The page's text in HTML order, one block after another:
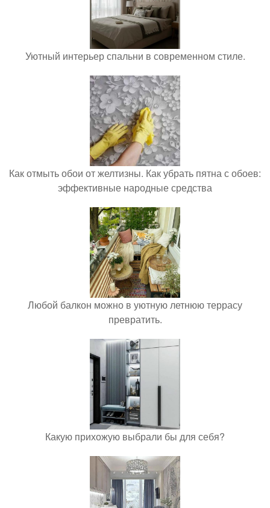
Уютный интерьер спальни в современном стиле.
Как отмыть обои от желтизны. Как убрать пятна с обоев:
эффективные народные средства
Любой балкон можно в уютную летнюю террасу
превратить.
Какую прихожую выбрали бы для себя?